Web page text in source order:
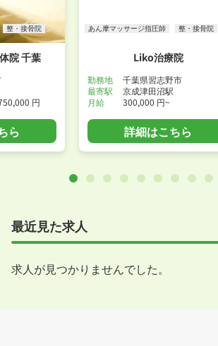
整・接骨院
院 千葉
円
ら
あん摩マッサージ指圧師 整・接骨院
Liko治療院
勤務地
千葉県習志野市
最寄駅
京成津田沼駅
月給
300,000 円~
詳細はこちら
最近見た求人
求人が見つかりませんでした。